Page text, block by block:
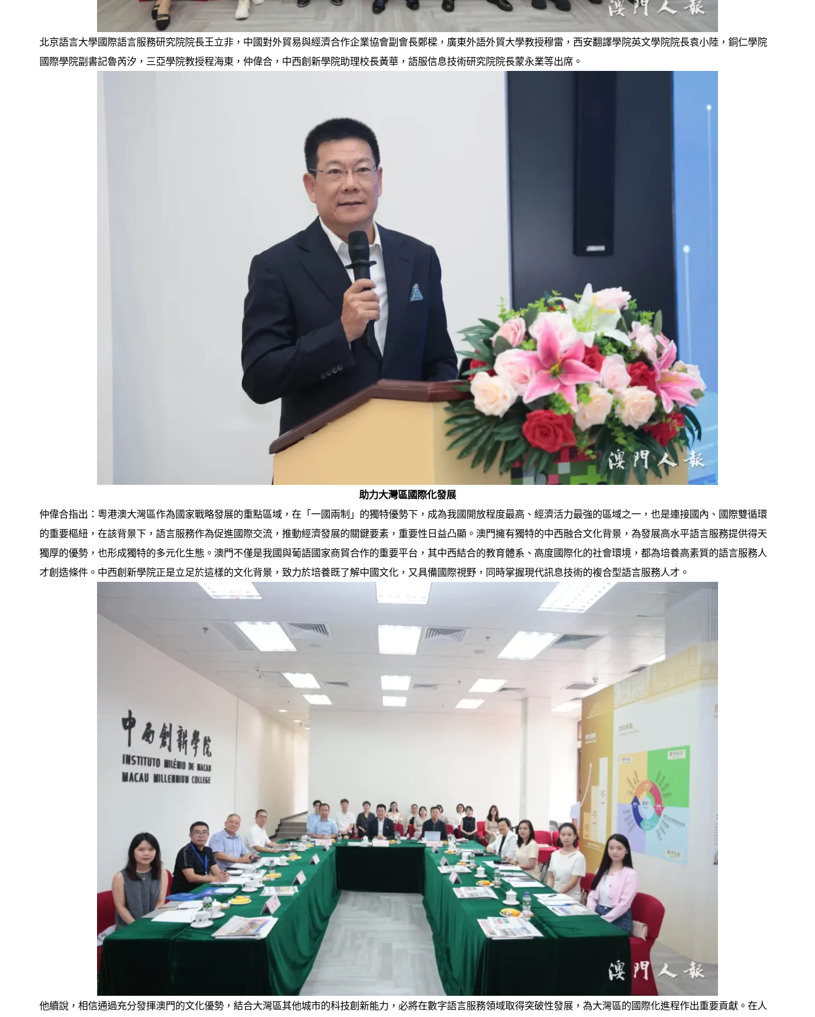
北京語言大學國際語言服務研究院院長王立非，中國對外貿易與經濟合作企業協會副會長鄭樑，廣東外語外貿大學教授穆雷，西安翻譯學院英文學院院長袁小陸，銅仁學院
國際學院副書記魯芮汐，三亞學院教授程海東，仲偉合，中西創新學院助理校長黃華，語服信息技術研究院院長蒙永業等出席。
助力大灣區國際化發展
仲偉合指出：粵港澳大灣區作為國家戰略發展的重點區域，在「一國兩制」的獨特優勢下，成為我國開放程度最高、經濟活力最強的區域之一，也是連接國內、國際雙循環
的重要樞紐，在該背景下，語言服務作為促進國際交流，推動經濟發展的關鍵要素，重要性日益凸顯。澳門擁有獨特的中西融合文化背景，為發展高水平語言服務提供得天
獨厚的優勢，也形成獨特的多元化生態。澳門不僅是我國與葡語國家商貿合作的重要平台，其中西結合的教育體系、高度國際化的社會環境，都為培養高素質的語言服務人
才創造條件。中西創新學院正是立足於這樣的文化背景，致力於培養既了解中國文化，又具備國際視野，同時掌握現代訊息技術的複合型語言服務人才。
他續說，相信通過充分發揮澳門的文化優勢，結合大灣區其他城市的科技創新能力，必將在數字語言服務領域取得突破性發展，為大灣區的國際化進程作出重要貢獻。在人